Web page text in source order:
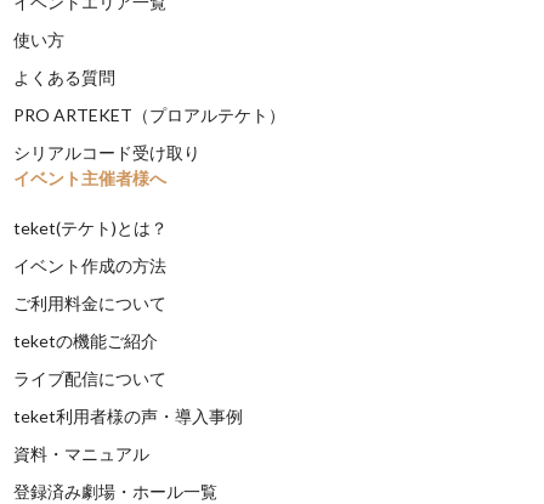
使い方
よくある質問
PRO ARTEKET（プロアルテケト）
シリアルコード受け取り
イベント主催者様へ
teket(テケト)とは？
イベント作成の方法
ご利用料金について
teketの機能ご紹介
ライブ配信について
teket利用者様の声・導入事例
資料・マニュアル
登録済み劇場・ホール一覧